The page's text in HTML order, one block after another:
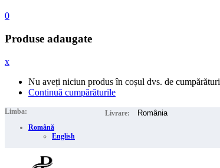
0
Produse adaugate
x
Nu aveți niciun produs în coșul dvs. de cumpărături
Continuă cumpărăturile
Limba:
Română
English
Livrare: